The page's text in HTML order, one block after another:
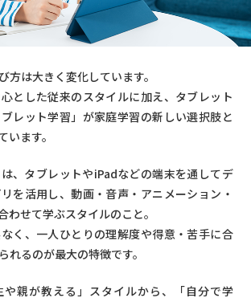
勢への影響がある
や動画への誘惑が強い
違い
はタブレット、「定着」は紙が得意
ハイブリッド学習の進め方
との違い・費用比較
イルの違い
方は大きく変化しています。
とした従来のスタイルに加え、タブレット
レット学習」が家庭学習の新しい選択肢と
います。
、タブレットやiPadなどの端末を通してデ
を活用し、動画・音声・アニメーション・
わせて学ぶスタイルのこと。
く、一人ひとりの理解度や得意・苦手に合
れるのが最大の特徴です。
や親が教える」スタイルから、「自分で学